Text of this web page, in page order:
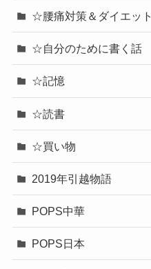
☆腰痛対策＆ダイエット
☆自分のために書く話
☆記憶
☆読書
☆買い物
2019年引越物語
POPS中華
POPS日本